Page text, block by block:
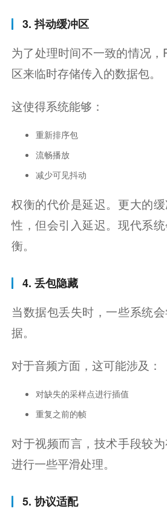
3. 抖动缓冲区
为了处理时间不一致的情况
区来临时存储传入的数据包。
这使得系统能够：
重新排序包
流畅播放
减少可见抖动
权衡的代价是延迟。更大的
性，但会引入延迟。现代系
衡。
4. 丢包隐藏
当数据包丢失时，一些系统
据。
对于音频方面，这可能涉及：
对缺失的采样点进行插值
重复之前的帧
对于视频而言，技术手段较
进行一些平滑处理。
5. 协议适配